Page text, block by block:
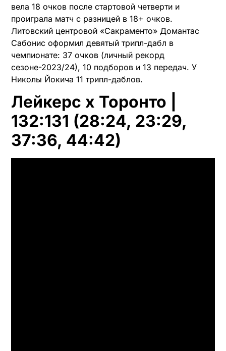
вела 18 очков после стартовой четверти и
проиграла матч с разницей в 18+ очков.
Литовский центровой «Сакраменто» Домантас
Сабонис оформил девятый трипл-дабл в
чемпионате: 37 очков (личный рекорд
сезоне-2023/24), 10 подборов и 13 передач. У
Николы Йокича 11 трипл-даблов.
Лейкерс x Торонто |
132:131 (28:24, 23:29,
37:36, 44:42)